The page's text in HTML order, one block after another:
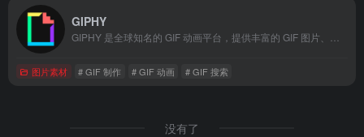
GIPHY
图片素材 # GIF 制作 # GIF 动画 # GIF 搜索
没有了